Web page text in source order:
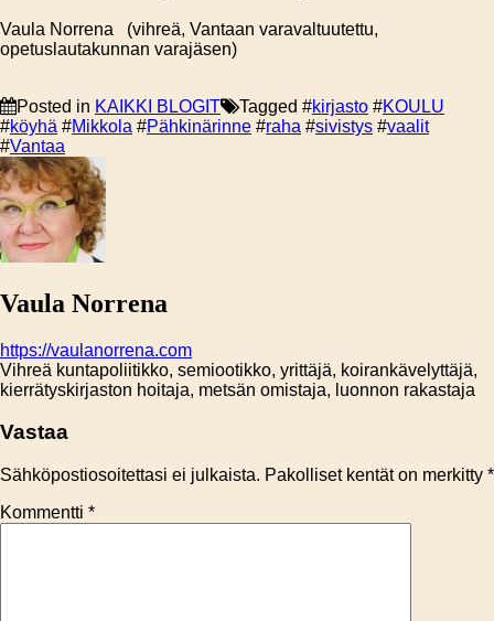
Vaula Norrena (vihreä, Vantaan varavaltuutettu,
opetuslautakunnan varajäsen)
Posted in KAIKKI BLOGIT Tagged #kirjasto #KOULU
#köyhä #Mikkola #Pähkinärinne #raha #sivistys #vaalit
#Vantaa
Vaula Norrena
https://vaulanorrena.com
Vihreä kuntapoliitikko, semiootikko, yrittäjä, koirankävelyttäjä,
kierrätyskirjaston hoitaja, metsän omistaja, luonnon rakastaja
Vastaa
Sähköpostiosoitettasi ei julkaista. Pakolliset kentät on merkitty *
Kommentti *